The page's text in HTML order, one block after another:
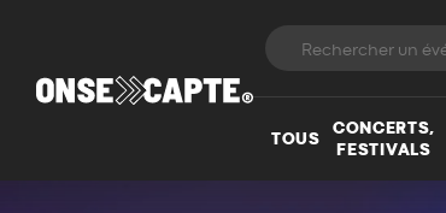
TOUS
CONCERTS,
FESTIVALS